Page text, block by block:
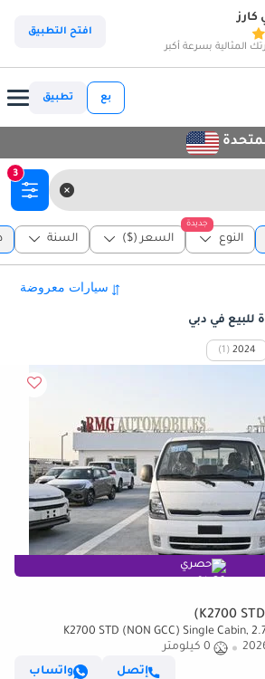
كارز
المثالية بسرعة أكبر
افتح التطبيق
بع تطبيق
3
جديدة
النوع السعر ($) السنة
2024
(1)
حصري
0 كيلومتر
إتصل
واتساب